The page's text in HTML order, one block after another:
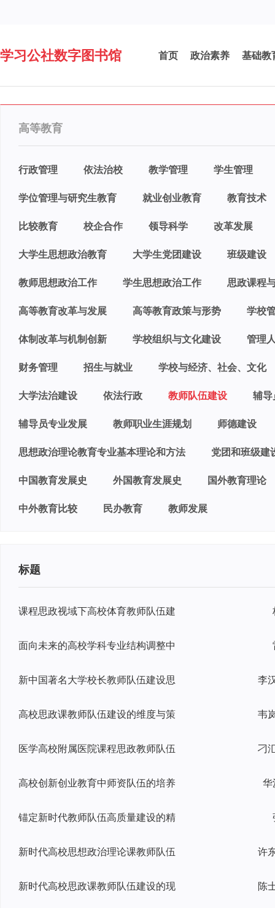
学习公社数字图书馆 首页 政治素养 基础教
高等教育
行政管理 依法治校 教学管理 学生管理
学位管理与研究生教育 就业创业教育 教育技术
比较教育 校企合作 领导科学 改革发展
大学生思想政治教育 大学生党团建设 班级建设
教师思想政治工作 学生思想政治工作 思政课程
高等教育改革与发展 高等教育政策与形势 学校
体制改革与机制创新 学校组织与文化建设 管理
财务管理 招生与就业 学校与经济、社会、文化
大学法治建设 依法行政 教师队伍建设 辅
辅导员专业发展 教师职业生涯规划 师德建设
思想政治理论教育专业基本理论和方法 党团和班级建
中国教育发展史 外国教育发展史 国外教育理论
中外教育比较 民办教育 教师发展
标题
课程思政视域下高校体育教师队伍建
面向未来的高校学科专业结构调整中
新中国著名大学校长教师队伍建设思 李
高校思政课教师队伍建设的维度与策 韦
医学高校附属医院课程思政教师队伍
高校创新创业教育中师资队伍的培养 华
锚定新时代教师队伍高质量建设的精
新时代高校思想政治理论课教师队伍
新时代高校思政课教师队伍建设的现